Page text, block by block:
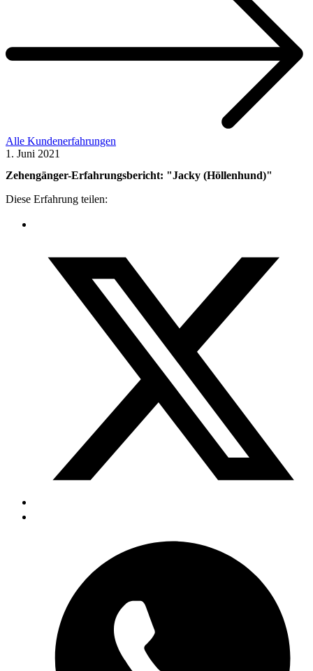
Alle Kundenerfahrungen
1. Juni 2021
Zehengänger-Erfahrungsbericht: "Jacky (Höllenhund)"
Diese Erfahrung teilen: